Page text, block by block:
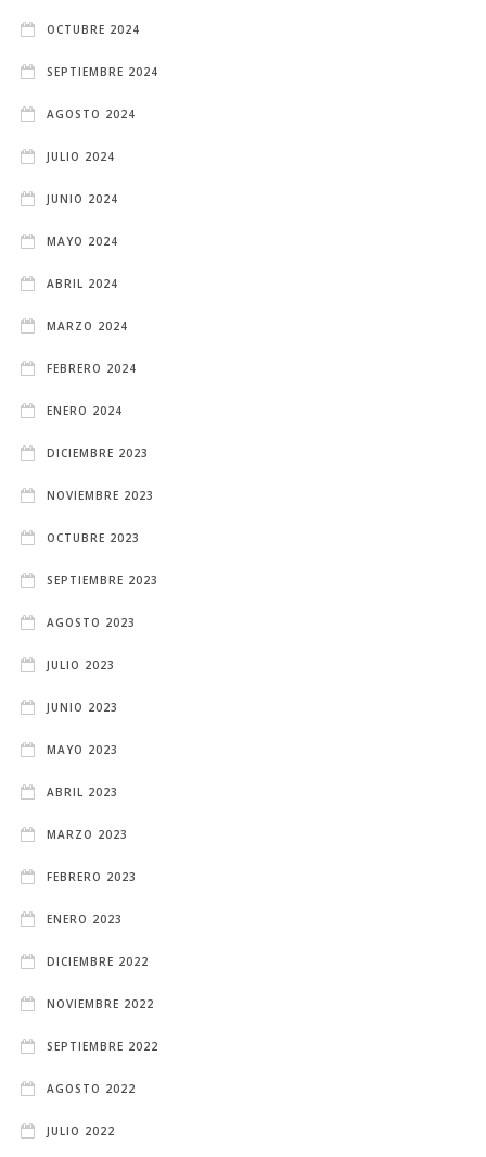
OCTUBRE 2024
SEPTIEMBRE 2024
AGOSTO 2024
JULIO 2024
JUNIO 2024
MAYO 2024
ABRIL 2024
MARZO 2024
FEBRERO 2024
ENERO 2024
DICIEMBRE 2023
NOVIEMBRE 2023
OCTUBRE 2023
SEPTIEMBRE 2023
AGOSTO 2023
JULIO 2023
JUNIO 2023
MAYO 2023
ABRIL 2023
MARZO 2023
FEBRERO 2023
ENERO 2023
DICIEMBRE 2022
NOVIEMBRE 2022
SEPTIEMBRE 2022
AGOSTO 2022
JULIO 2022